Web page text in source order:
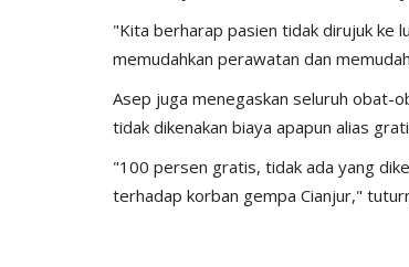
"Kita berharap pasien tidak dirujuk ke
memudahkan perawatan dan
Asep juga menegaskan seluruh obat-
tidak dikenakan biaya apapun alias
"100 persen gratis, tidak ada yang
terhadap korban gempa Cianjur,"
bersama
1646
Sat Intelkam Polres
Pelayanan SKCK
Humas Polres Timor Tengah Selatan